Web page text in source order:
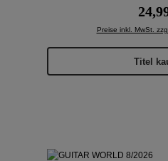
Preise inkl. MwSt.
Titel